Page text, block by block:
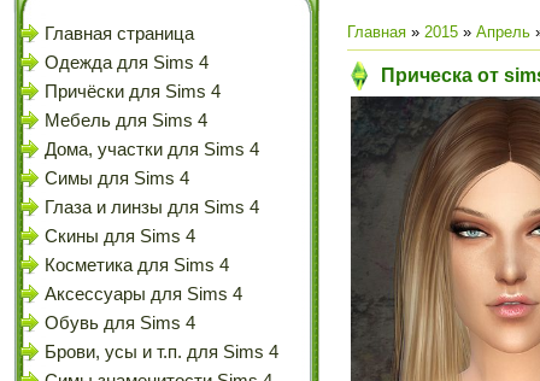
Главная страница
Одежда для Sims 4
Причёски для Sims 4
Мебель для Sims 4
Дома, участки для Sims 4
Симы для Sims 4
Глаза и линзы для Sims 4
Скины для Sims 4
Косметика для Sims 4
Аксессуары для Sims 4
Обувь для Sims 4
Брови, усы и т.п. для Sims 4
Главная » 2015 » Апрель
Прическа от